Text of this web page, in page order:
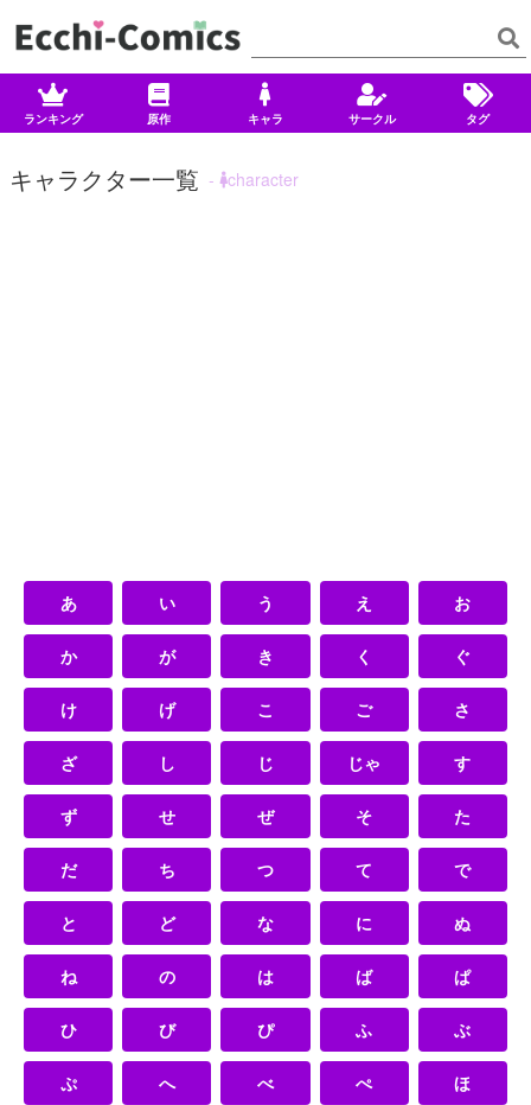
ランキング 原作 キャラ サークル タグ
キャラクター一覧 - character
あ い う え お
か が き く ぐ
け げ こ ご さ
ざ し じ じゃ す
ず せ ぜ そ た
だ ち つ て で
と ど な に ぬ
ね の は ば ぱ
ひ び ぴ ふ ぶ
ぷ へ べ ぺ ほ